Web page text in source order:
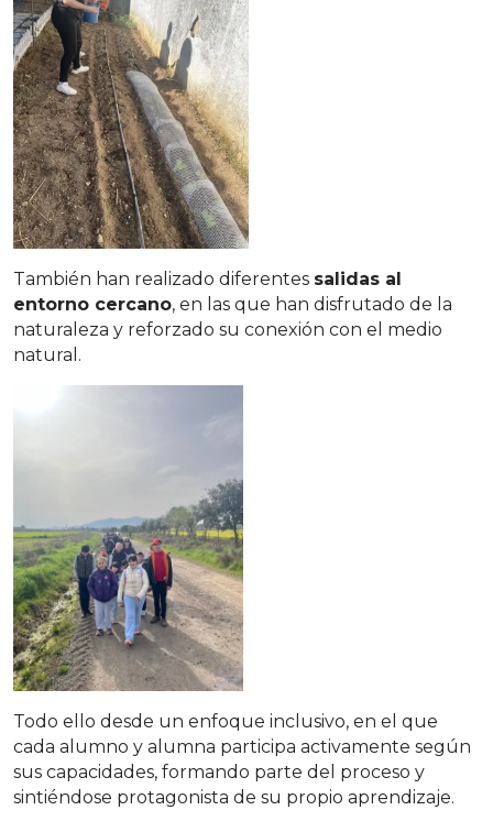
También han realizado diferentes salidas al
entorno cercano, en las que han disfrutado de la
naturaleza y reforzado su conexión con el medio
natural.
Todo ello desde un enfoque inclusivo, en el que
cada alumno y alumna participa activamente según
sus capacidades, formando parte del proceso y
sintiéndose protagonista de su propio aprendizaje.